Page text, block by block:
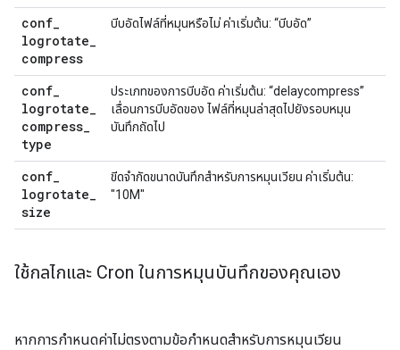
conf_
logrotate_
compress
บีบอัดไฟล์ที่หมุนหรือไม่ ค่าเริ่มต้น: “บีบอัด”
conf_
logrotate_
compress_
type
ประเภทของการบีบอัด ค่าเริ่มต้น: “delaycompress”
เลื่อนการบีบอัดของ ไฟล์ที่หมุนล่าสุดไปยังรอบหมุน
บันทึกถัดไป
conf_
logrotate_
size
ขีดจำกัดขนาดบันทึกสำหรับการหมุนเวียน ค่าเริ่มต้น:
"10M"
ใช้กลไกและ Cron ในการหมุนบันทึกของคุณเอง
หากการกำหนดค่าไม่ตรงตามข้อกำหนดสำหรับการหมุนเวียน